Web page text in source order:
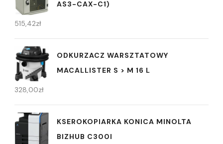
AS3-CAX-C1)
515,42zł
ODKURZACZ WARSZTATOWY
MACALLISTER S > M 16 L
328,00zł
KSEROKOPIARKA KONICA MINOLTA
BIZHUB C300I